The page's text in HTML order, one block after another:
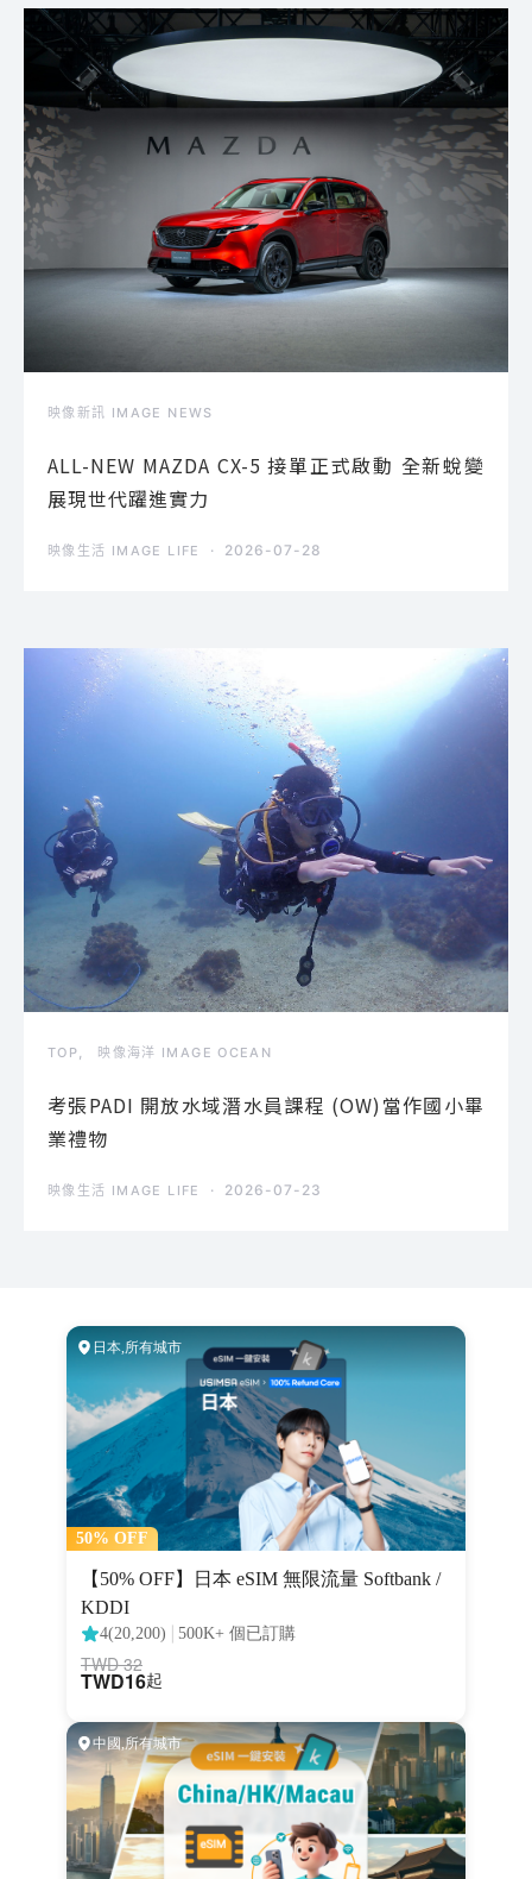
映像新訊 IMAGE NEWS
ALL-NEW MAZDA CX-5 接單正式啟動 全新蛻變
展現世代躍進實力
映像生活 IMAGE LIFE 2026-07-28
TOP 映像海洋 IMAGE OCEAN
考張PADI 開放水域潛水員課程 (OW)當作國小畢
業禮物
映像生活 IMAGE LIFE 2026-07-23